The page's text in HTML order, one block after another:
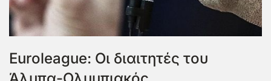
Euroleague: Οι διαιτητές του